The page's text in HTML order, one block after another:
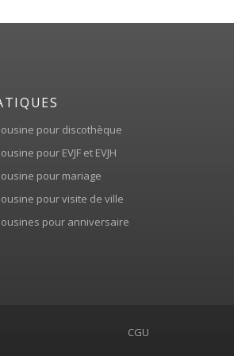
pour discothèque
pour EVJF et EVJH
pour mariage
pour visite de ville
pour anniversaire
CGU